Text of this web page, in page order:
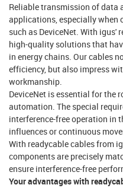
Reliable transmission of
applications, especially when
such as DeviceNet. With igus'
high-quality solutions that
in energy chains. Our cables
efficiency, but also impress
workmanship.
DeviceNet is essential for the
automation. The special
interference-free operation in
influences or continuous
With readycable cables from
components are precisely
ensure interference-free
Your advantages with